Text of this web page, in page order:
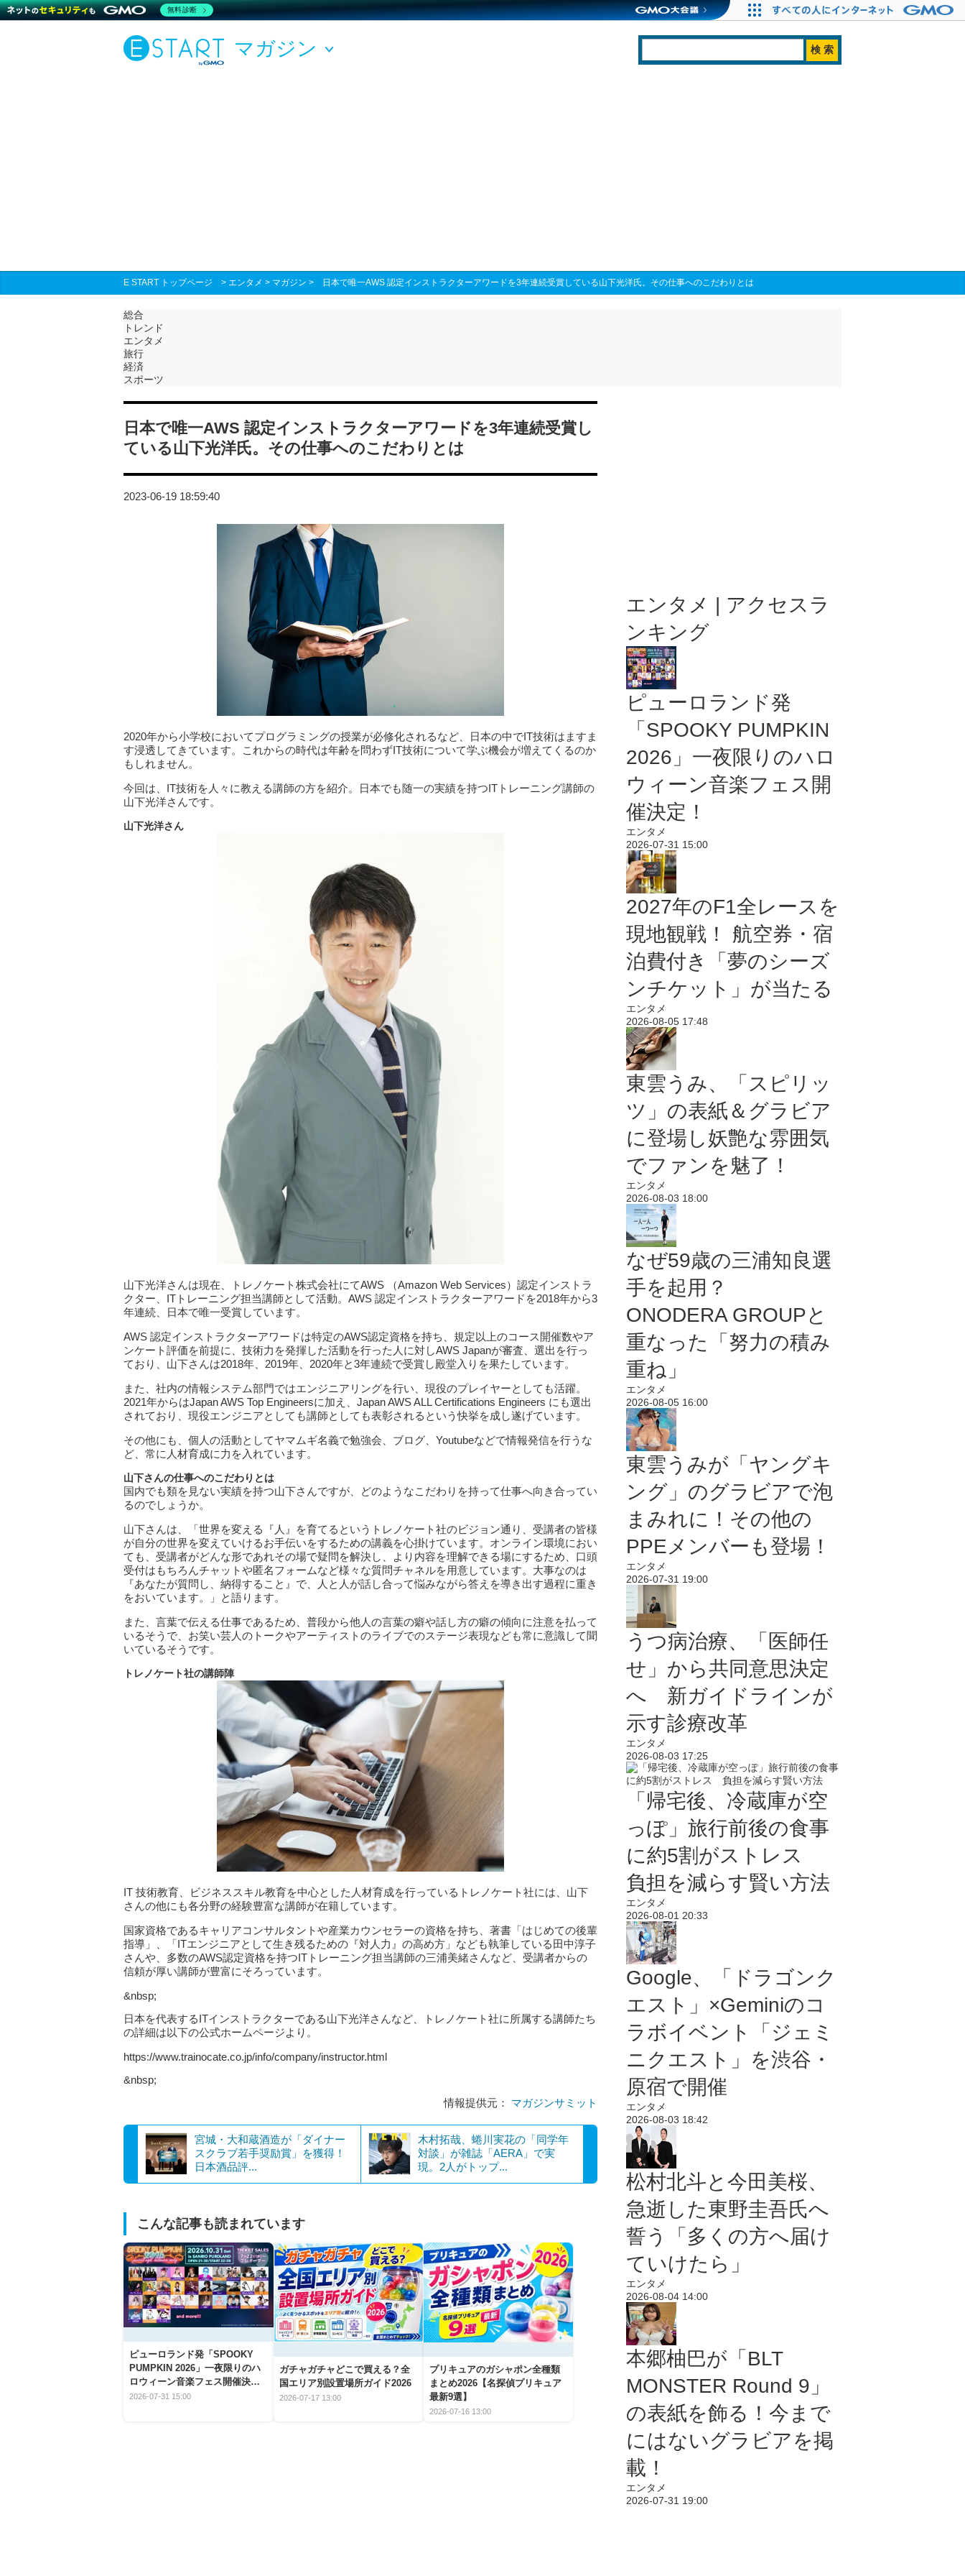
マガジン
E START トップページ > エンタメ > マガジン > 日本で唯一AWS 認定インストラクターアワードを3年連続受賞している山下光洋氏。その仕事へのこだわりとは
総合
トレンド
エンタメ
旅行
経済
スポーツ
日本で唯一AWS 認定インストラクターアワードを3年連続受賞し
ている山下光洋氏。その仕事へのこだわりとは
2023-06-19 18:59:40
2020年から小学校においてプログラミングの授業が必修化されるなど、日本の中でIT技術はますま
す浸透してきています。これからの時代は年齢を問わずIT技術について学ぶ機会が増えてくるのか
もしれません。
今回は、IT技術を人々に教える講師の方を紹介。日本でも随一の実績を持つITトレーニング講師の
山下光洋さんです。
山下光洋さん
山下光洋さんは現在、トレノケート株式会社にてAWS （Amazon Web Services）認定インストラ
クター、ITトレーニング担当講師として活動。AWS 認定インストラクターアワードを2018年から3
年連続、日本で唯一受賞しています。
AWS 認定インストラクターアワードは特定のAWS認定資格を持ち、規定以上のコース開催数やア
ンケート評価を前提に、技術力を発揮した活動を行った人に対しAWS Japanが審査、選出を行っ
ており、山下さんは2018年、2019年、2020年と3年連続で受賞し殿堂入りを果たしています。
また、社内の情報システム部門ではエンジニアリングを行い、現役のプレイヤーとしても活躍。
2021年からはJapan AWS Top Engineersに加え、Japan AWS ALL Certifications Engineers にも選出
されており、現役エンジニアとしても講師としても表彰されるという快挙を成し遂げています。
その他にも、個人の活動としてヤマムギ名義で勉強会、ブログ、Youtubeなどで情報発信を行うな
ど、常に人材育成に力を入れています。
山下さんの仕事へのこだわりとは
国内でも類を見ない実績を持つ山下さんですが、どのようなこだわりを持って仕事へ向き合ってい
るのでしょうか。
山下さんは、「世界を変える『人』を育てるというトレノケート社のビジョン通り、受講者の皆様
が自分の世界を変えていけるお手伝いをするための講義を心掛けています。オンライン環境におい
ても、受講者がどんな形であれその場で疑問を解決し、より内容を理解できる場にするため、口頭
受付はもちろんチャットや匿名フォームなど様々な質問チャネルを用意しています。大事なのは
『あなたが質問し、納得すること』で、人と人が話し合って悩みながら答えを導き出す過程に重き
をおいています。」と語ります。
また、言葉で伝える仕事であるため、普段から他人の言葉の癖や話し方の癖の傾向に注意を払って
いるそうで、お笑い芸人のトークやアーティストのライブでのステージ表現なども常に意識して聞
いているそうです。
トレノケート社の講師陣
IT 技術教育、ビジネススキル教育を中心とした人材育成を行っているトレノケート社には、山下
さんの他にも各分野の経験豊富な講師が在籍しています。
国家資格であるキャリアコンサルタントや産業カウンセラーの資格を持ち、著書「はじめての後輩
指導」、「ITエンジニアとして生き残るための『対人力』の高め方」なども執筆している田中淳子
さんや、多数のAWS認定資格を持つITトレーニング担当講師の三浦美緒さんなど、受講者からの
信頼が厚い講師が豊富にそろっています。
&nbsp;
日本を代表するITインストラクターである山下光洋さんなど、トレノケート社に所属する講師たち
の詳細は以下の公式ホームページより。
https://www.trainocate.co.jp/info/company/instructor.html
&nbsp;
情報提供元： マガジンサミット
宮城・大和蔵酒造が「ダイナー
スクラブ若手奨励賞」を獲得！
日本酒品評...
木村拓哉、蜷川実花の「同学年
対談」が雑誌「AERA」で実
現。2人がトップ...
こんな記事も読まれています
ピューロランド発「SPOOKY
PUMPKIN 2026」一夜限りのハ
ロウィーン音楽フェス開催決
定！
2026-07-31 15:00
ガチャガチャどこで買える？全
国エリア別設置場所ガイド2026
2026-07-17 13:00
プリキュアのガシャポン全種類
まとめ2026【名探偵プリキュア
最新9選】
2026-07-16 13:00
エンタメ | アクセスラ
ンキング
ピューロランド発
「SPOOKY PUMPKIN
2026」一夜限りのハロ
ウィーン音楽フェス開
催決定！
エンタメ
2026-07-31 15:00
2027年のF1全レースを
現地観戦！ 航空券・宿
泊費付き「夢のシーズ
ンチケット」が当たる
エンタメ
2026-08-05 17:48
東雲うみ、「スピリッ
ツ」の表紙＆グラビア
に登場し妖艶な雰囲気
でファンを魅了！
エンタメ
2026-08-03 18:00
なぜ59歳の三浦知良選
手を起用？
ONODERA GROUPと
重なった「努力の積み
重ね」
エンタメ
2026-08-05 16:00
東雲うみが「ヤングキ
ング」のグラビアで泡
まみれに！その他の
PPEメンバーも登場！
エンタメ
2026-07-31 19:00
うつ病治療、「医師任
せ」から共同意思決定
へ 新ガイドラインが
示す診療改革
エンタメ
2026-08-03 17:25
「帰宅後、冷蔵庫が空
っぽ」旅行前後の食事
に約5割がストレス
負担を減らす賢い方法
エンタメ
2026-08-01 20:33
Google、「ドラゴンク
エスト」×Geminiのコ
ラボイベント「ジェミ
ニクエスト」を渋谷・
原宿で開催
エンタメ
2026-08-03 18:42
松村北斗と今田美桜、
急逝した東野圭吾氏へ
誓う「多くの方へ届け
ていけたら」
エンタメ
2026-08-04 14:00
本郷柚巴が「BLT
MONSTER Round 9」
の表紙を飾る！今まで
にはないグラビアを掲
載！
エンタメ
2026-07-31 19:00
無料診断